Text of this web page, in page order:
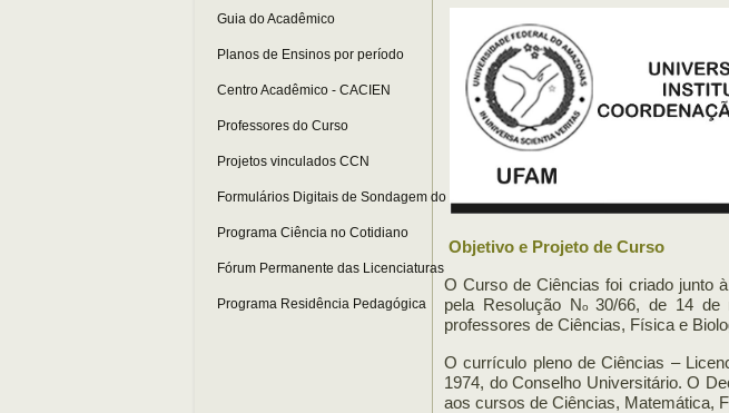
Guia do Acadêmico
Planos de Ensinos por período
Centro Acadêmico - CACIEN
Professores do Curso
Projetos vinculados CCN
Formulários Digitais de Sondagem do Curso
Programa Ciência no Cotidiano
Fórum Permanente das Licenciaturas
Programa Residência Pedagógica
Objetivo e Projeto de Curso
O Curso de Ciências foi criado junto
pela Resolução No30/66, de 14 de
professores de Ciências, Física e
O currículo pleno de Ciências –
1974, do Conselho Universitário. O
aos cursos de Ciências, Matemática,